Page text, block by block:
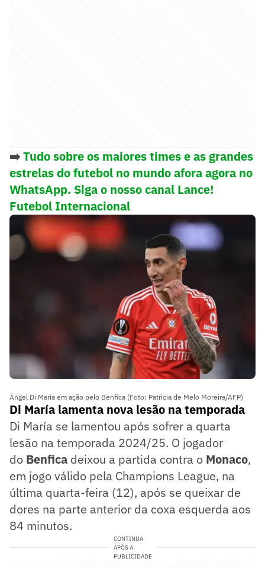
➡️Tudo sobre os maiores times e as grandes
estrelas do futebol no mundo afora agora no
WhatsApp. Siga o nosso canal Lance!
Futebol Internacional
Ángel Di María em ação pelo Benfica (Foto: Patricia de Melo Moreira/AFP)
Di María lamenta nova lesão na temporada
Di María se lamentou após sofrer a quarta
lesão na temporada 2024/25. O jogador
do Benfica deixou a partida contra o Monaco,
em jogo válido pela Champions League, na
última quarta-feira (12), após se queixar de
dores na parte anterior da coxa esquerda aos
84 minutos.
CONTINUA
APÓS A
PUBLICIDADE